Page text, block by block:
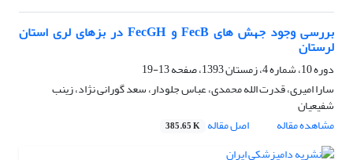
بررسی وجود جهش های FecB و FecGH در بزهای لری استان
لرستان
دوره 10، شماره 4، زمستان 1393، صفحه
13-19
سارا امیری، قدرت الله محمدی، عباس جلودار، سعد گورانی نژاد، زینب
شفیعیان
مشاهده مقاله
اصل مقاله 385.65 K